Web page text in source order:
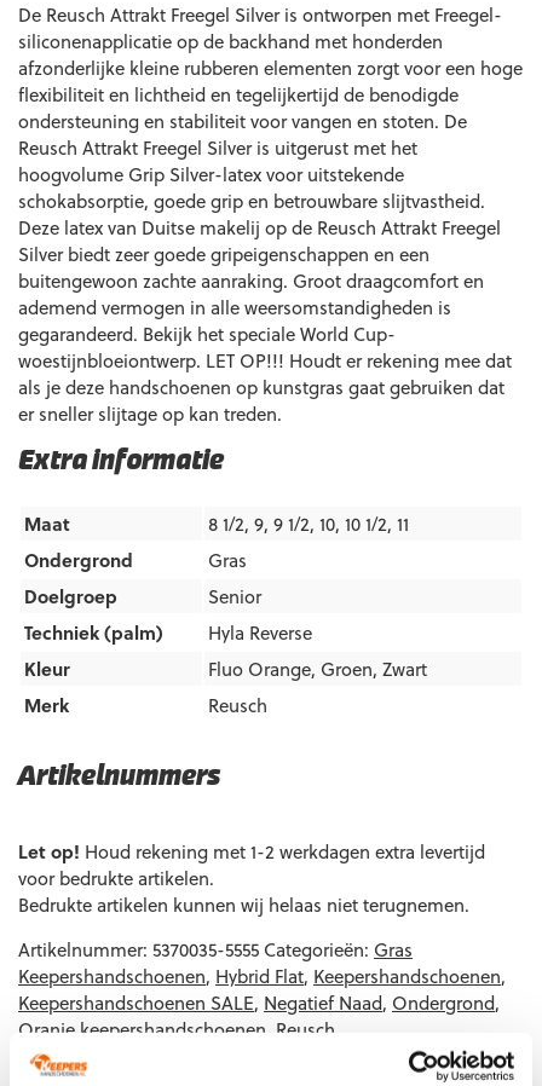
Artikelnummers
Let op! Houd rekening met 1-2 werkdagen extra levertijd
voor bedrukte artikelen.
Bedrukte artikelen kunnen wij helaas niet terugnemen.
Artikelnummer: 5370035-5555 Categorieën: Gras
Keepershandschoenen, Hybrid Flat, Keepershandschoenen,
Keepershandschoenen SALE, Negatief Naad, Ondergrond,
Oranje keepershandschoenen Reusch
Keepershandschoenen
Extra informatie
Maat
8 1/2, 9, 9 1/2, 10, 10 1/2, 11
Ondergrond
Gras
Doelgroep
Senior
Techniek (palm)
Hyla Reverse
Kleur
Fluo Orange, Groen, Zwart
Merk
Reusch
De Reusch Attrakt Freegel Silver is ontworpen met Freegel-
siliconenapplicatie op de backhand met honderden
afzonderlijke kleine rubberen elementen zorgt voor een hoge
flexibiliteit en lichtheid en tegelijkertijd de benodigde
ondersteuning en stabiliteit voor vangen en stoten. De
Reusch Attrakt Freegel Silver is uitgerust met het
hoogvolume Grip Silver-latex voor uitstekende
schokabsorptie, goede grip en betrouwbare slijtvastheid.
Deze latex van Duitse makelij op de Reusch Attrakt Freegel
Silver biedt zeer goede gripeigenschappen en een
buitengewoon zachte aanraking. Groot draagcomfort en
ademend vermogen in alle weersomstandigheden is
gegarandeerd. Bekijk het speciale World Cup-
woestijnbloeiontwerp. LET OP!!! Houdt er rekening mee dat
als je deze handschoenen op kunstgras gaat gebruiken dat
er sneller slijtage op kan treden.